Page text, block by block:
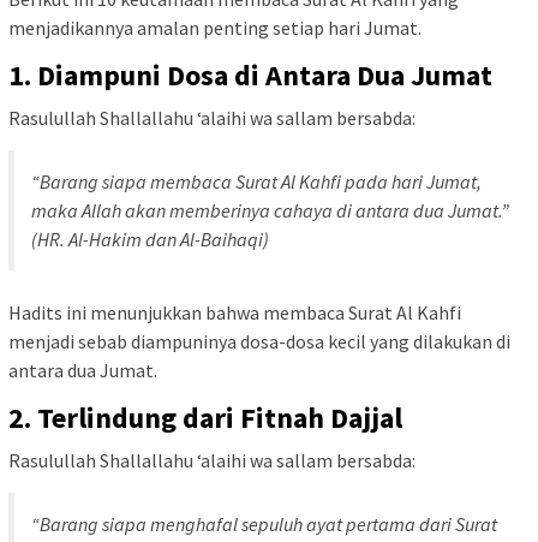
menjadikannya amalan penting setiap hari Jumat.
1. Diampuni Dosa di Antara Dua Jumat
Rasulullah Shallallahu ‘alaihi wa sallam bersabda:
“Barang siapa membaca Surat Al Kahfi pada hari Jumat,
maka Allah akan memberinya cahaya di antara dua Jumat.”
(HR. Al-Hakim dan Al-Baihaqi)
Hadits ini menunjukkan bahwa membaca Surat Al Kahfi
menjadi sebab diampuninya dosa-dosa kecil yang dilakukan di
antara dua Jumat.
2. Terlindung dari Fitnah Dajjal
Rasulullah Shallallahu ‘alaihi wa sallam bersabda:
“Barang siapa menghafal sepuluh ayat pertama dari Surat